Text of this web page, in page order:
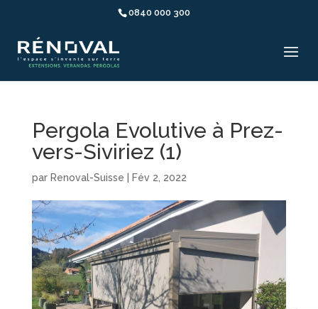
0840 000 300
Pergola Evolutive à Prez-
vers-Siviriez (1)
par Renoval-Suisse Fév 2, 2022